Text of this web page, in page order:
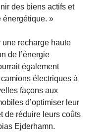
des biens actifs et
énergétique. »
recharge haute
de l’énergie
également
électriques à
façons aux
d’optimiser leur
de réduire leurs coûts
Ejderhamn.